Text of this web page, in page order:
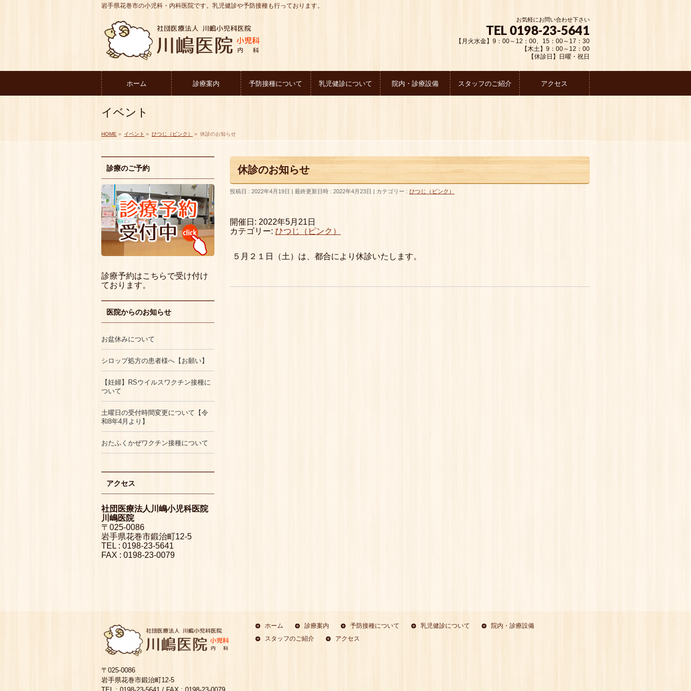
岩手県花巻市の小児科・内科医院です。乳児健診や予防接種も行っております。
お気軽にお問い合わせ下さい
TEL 0198-23-5641
【月火水金】9：00～12：00、15：00～17：30
【木土】9：00～12：00
【休診日】日曜・祝日
ホーム 診療案内 予防接種について 乳児健診について 院内・診療設備 スタッフのご紹介 アクセス
イベント
HOME » イベント » ひつじ（ピンク） » 休診のお知らせ
休診のお知らせ
投稿日 : 2022年4月19日 最終更新日時 : 2022年4月23日 カテゴリー : ひつじ（ピンク）
開催日: 2022年5月21日
カテゴリー: ひつじ（ピンク）
５月２１日（土）は、都合により休診いたします。
診療のご予約
診療予約はこちらで受け付け
ております。
医院からのお知らせ
お盆休みについて
シロップ処方の患者様へ【お願い】
【妊婦】RSウイルスワクチン接種に
ついて
土曜日の受付時間変更について【令
和8年4月より】
おたふくかぜワクチン接種について
アクセス
社団医療法人川嶋小児科医院
川嶋医院
〒025-0086
岩手県花巻市鍛治町12-5
TEL : 0198-23-5641
FAX : 0198-23-0079
〒025-0086
岩手県花巻市鍛治町12-5
ホーム 診療案内 予防接種について 乳児健診について
院内・診療設備
スタッフのご紹介
アクセス